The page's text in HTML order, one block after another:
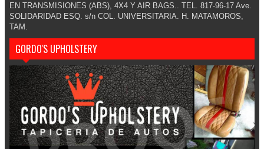
EN TRANSMISIONES (ABS), 4X4 Y AIR BAGS.. TEL. 817-96-17 Ave.
SOLIDARIDAD ESQ. s/n COL. UNIVERSITARIA. H. MATAMOROS,
TAM.
GORDO'S UPHOLSTERY